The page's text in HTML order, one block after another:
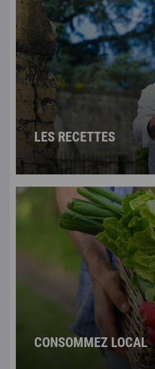
LES RECETTES
CONSOMMEZ LOCAL